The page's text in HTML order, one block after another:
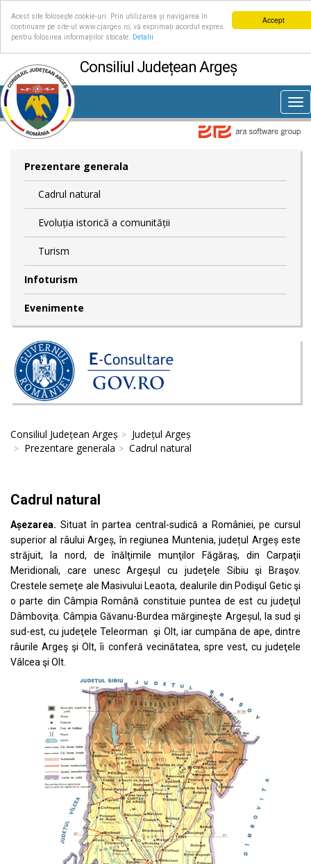
Accept
Acest site folosește cookie-uri. Prin utilizarea și navigarea în
continuare pe site-ul www.cjarges.ro, vă exprimați acordul expres
pentru folosirea informațiilor stocate.
Detalii
Consiliul Județean Argeș
Prezentare generala
Cadrul natural
Evoluția istorică a comunității
Turism
Infoturism
Evenimente
Consiliul Județean Argeș
Județul Argeș
Prezentare generala
Cadrul natural
Cadrul natural
Așezarea. Situat în partea central-sudică a României, pe cursul
superior al râului Argeș, în regiunea Muntenia, județul Argeș este
străjuit, la nord, de înălţimile munţilor Făgăraş, din Carpaţii
Meridionali, care unesc Argeşul cu judeţele Sibiu şi Braşov.
Crestele semeţe ale Masivului Leaota, dealurile din Podişul Getic şi
o parte din Câmpia Română constituie puntea de est cu judeţul
Dâmboviţa. Câmpia Găvanu-Burdea mărgineşte Argeșul, la sud şi
sud-est, cu judeţele Teleorman şi Olt, iar cumpăna de ape, dintre
râurile Argeş şi Olt, îi conferă vecinătatea, spre vest, cu judeţele
Vâlcea şi Olt.